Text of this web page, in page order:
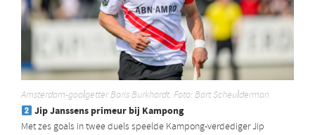
Amsterdam-goalgetter Boris Burkhardt. Foto: Bart Scheulderman
Jip Janssens primeur bij Kampong
Met zes goals in twee duels speelde Kampong-verdediger Jip